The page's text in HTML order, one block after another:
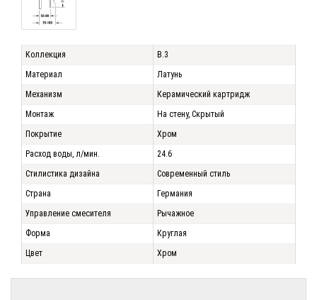
Коллекция
B.3
Материал
Латунь
Механизм
Керамический картридж
Монтаж
На стену, Скрытый
Покрытие
Хром
Расход воды, л/мин.
24.6
Стилистика дизайна
Современный стиль
Страна
Германия
Управление смесителя
Рычажное
Форма
Круглая
Цвет
Хром